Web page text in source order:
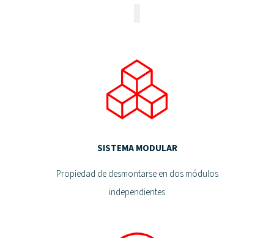
SISTEMA MODULAR
Propiedad de desmontarse en dos módulos
independientes